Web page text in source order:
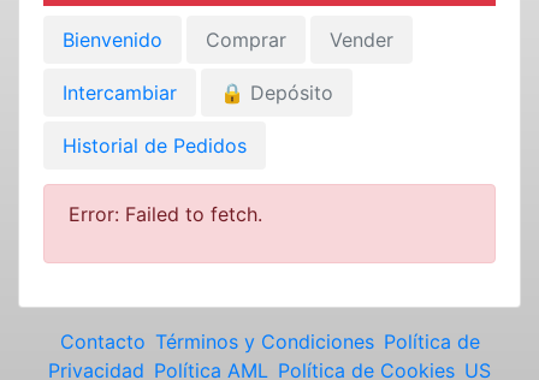
Bienvenido Comprar Vender
Intercambiar 🔒 Depósito
Historial de Pedidos
Error: Failed to fetch.
Contacto Términos y Condiciones Política de
Privacidad Política AML Política de Cookies US